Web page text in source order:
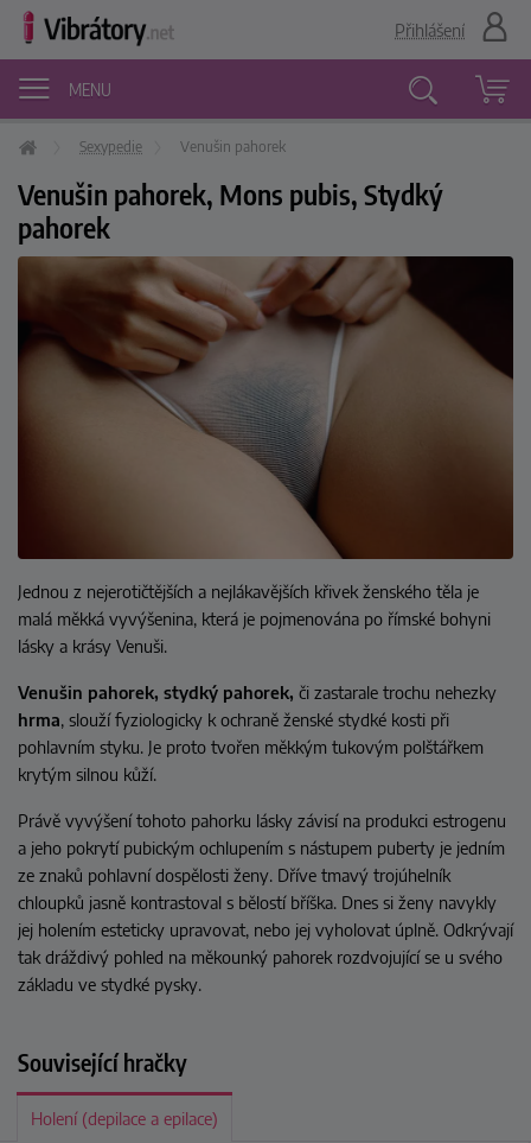
MENU
Přihlášení
Sexypedie Venušin pahorek
Venušin pahorek, Mons pubis, Stydký
pahorek
Jednou z nejerotičtějších a nejlákavějších křivek ženského těla je
malá měkká vyvýšenina, která je pojmenována po římské bohyni
lásky a krásy Venuši.
Venušin pahorek, stydký pahorek, či zastarale trochu nehezky
hrma, slouží fyziologicky k ochraně ženské stydké kosti při
pohlavním styku. Je proto tvořen měkkým tukovým polštářkem
krytým silnou kůží.
Právě vyvýšení tohoto pahorku lásky závisí na produkci estrogenu
a jeho pokrytí pubickým ochlupením s nástupem puberty je jedním
ze znaků pohlavní dospělosti ženy. Dříve tmavý trojúhelník
chloupků jasně kontrastoval s bělostí bříška. Dnes si ženy navykly
jej holením esteticky upravovat, nebo jej vyholovat úplně. Odkrývají
tak dráždivý pohled na měkounký pahorek rozdvojující se u svého
základu ve stydké pysky.
Související hračky
Holení (depilace a epilace)